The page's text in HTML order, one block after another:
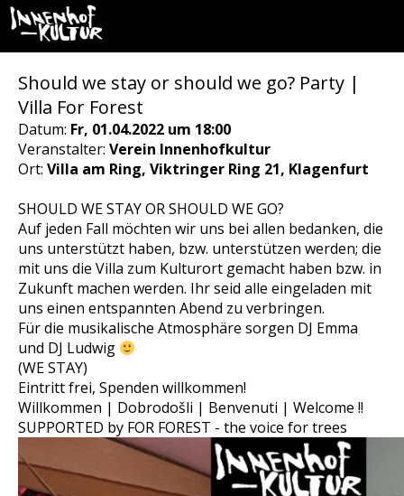
Should we stay or should we go? Party |
Villa For Forest
Datum: Fr, 01.04.2022 um 18:00
Veranstalter: Verein Innenhofkultur
Ort: Villa am Ring, Viktringer Ring 21, Klagenfurt
SHOULD WE STAY OR SHOULD WE GO?
Auf jeden Fall möchten wir uns bei allen bedanken, die
uns unterstützt haben, bzw. unterstützen werden; die
mit uns die Villa zum Kulturort gemacht haben bzw. in
Zukunft machen werden. Ihr seid alle eingeladen mit
uns einen entspannten Abend zu verbringen.
Für die musikalische Atmosphäre sorgen DJ Emma
und DJ Ludwig
(WE STAY)
Eintritt frei, Spenden willkommen!
Willkommen | Dobrodošli | Benvenuti | Welcome !!
SUPPORTED by FOR FOREST - the voice for trees